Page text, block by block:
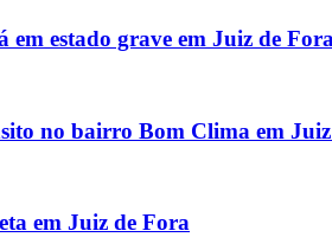
em estado grave em Juiz de
no bairro Bom Clima em
em Juiz de Fora